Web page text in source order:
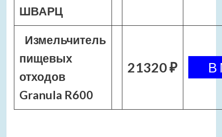
ШВАРЦ
Измельчитель
пищевых
отходов
Granula R600
21320 ₽